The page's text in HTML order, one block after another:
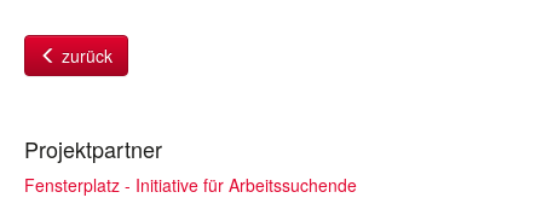
zurück
Projektpartner
Fensterplatz - Initiative für Arbeitssuchende